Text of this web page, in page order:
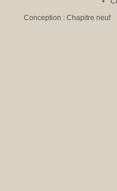
Conception : Chapitre neuf